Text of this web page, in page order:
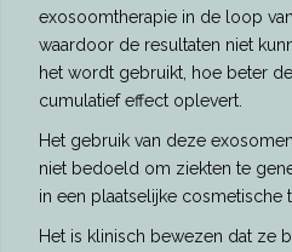
exosoomtherapie in de loop
waardoor de resultaten niet
het wordt gebruikt, hoe beter
cumulatief effect oplevert.
Het gebruik van deze
niet bedoeld om ziekten te
in een plaatselijke cosmetische
Het is klinisch bewezen dat ze